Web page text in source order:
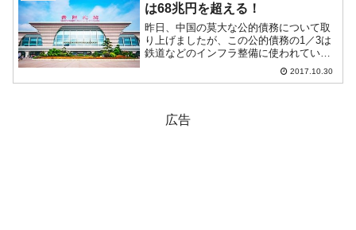
は68兆円を超える！
昨日、中国の莫大な公的債務について取
り上げましたが、この公的債務の1／3は
鉄道などのインフラ整備に使われている
ものと推測されます(オックスフォード大
学の研究による)。というわけで、今回は
2017.10.30
広告